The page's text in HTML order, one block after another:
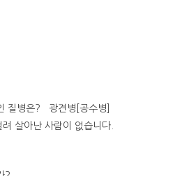
질병은? 광견병[공수병]
살아난 사람이 없습니다.